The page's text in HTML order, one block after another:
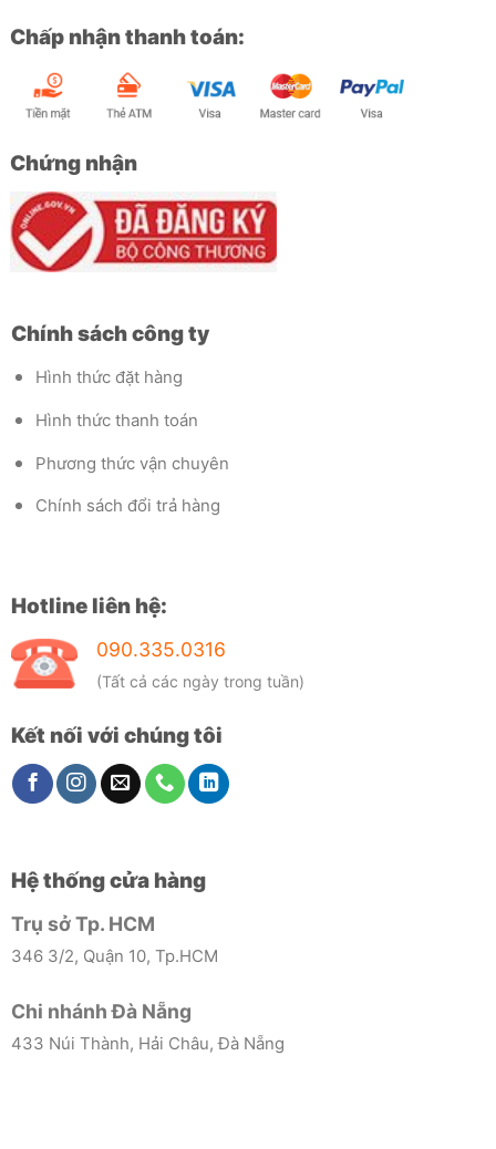
Chấp nhận thanh toán:
Chứng nhận
Chính sách công ty
Hình thức đặt hàng
Hình thức thanh toán
Phương thức vận chuyên
Chính sách đổi trả hàng
Hotline liên hệ:
090.335.0316
(Tất cả các ngày trong tuần)
Kết nối với chúng tôi
Hệ thống cửa hàng
Trụ sở Tp. HCM
346 3/2, Quận 10, Tp.HCM
Chi nhánh Đà Nẵng
433 Núi Thành, Hải Châu, Đà Nẵng